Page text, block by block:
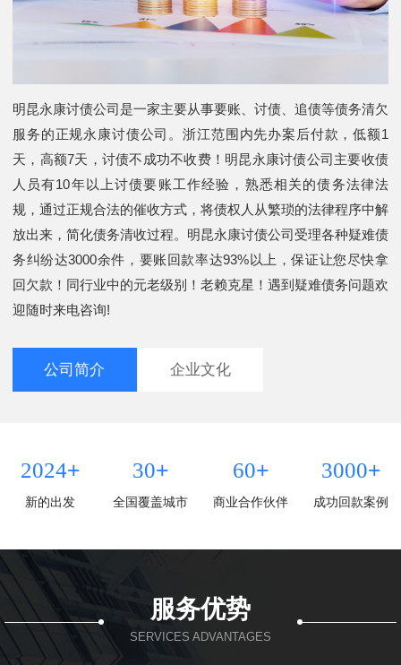
明昆永康讨债公司是一家主要从事要账、讨债、追债等债务清欠
服务的正规永康讨债公司。浙江范围内先办案后付款，低额1
天，高额7天，讨债不成功不收费！明昆永康讨债公司主要收债
人员有10年以上讨债要账工作经验，熟悉相关的债务法律法
规，通过正规合法的催收方式，将债权人从繁琐的法律程序中解
放出来，简化债务清收过程。明昆永康讨债公司受理各种疑难债
务纠纷达3000余件，要账回款率达93%以上，保证让您尽快拿
回欠款！同行业中的元老级别！老赖克星！遇到疑难债务问题欢
迎随时来电咨询!
公司简介 企业文化
2024+
新的出发
30+
全国覆盖城市
60+
商业合作伙伴
3000+
成功回款案例
服务优势
SERVICES ADVANTAGES